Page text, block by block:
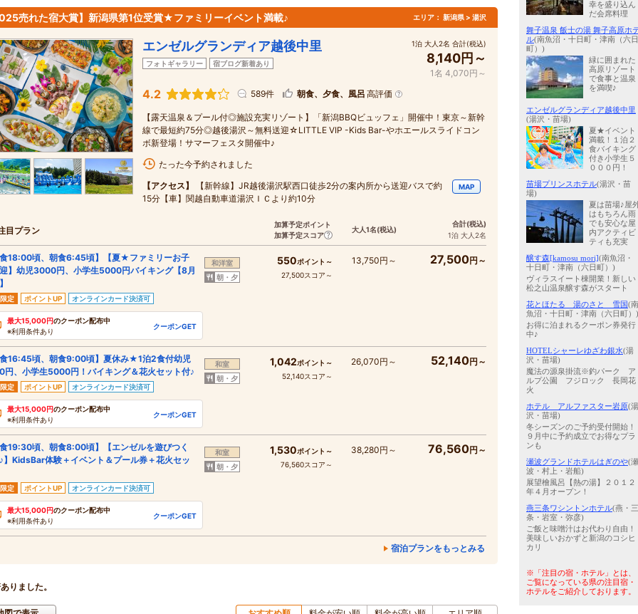
売れた宿大賞】新潟県第1位受賞★ファミリーイベント満載♪ エリア： 新潟県 > 湯沢
エンゼルグランディア越後中里
フォトギャラリー 宿ブログ新着あり
1泊 大人2名 合計(税込)
8,140円～
1名 4,070円～
4.2 589件 朝食、夕食、風呂 高評価
【露天温泉＆プール付◎施設充実リゾート】「新潟BBQビュッフェ」開催中！東京～新幹
線で最短約75分◎越後湯沢～無料送迎☆LITTLE VIP -Kids Bar-やホエールスライドコン
ボ新登場！サマーフェスタ開催中♪
たった今予約されました
【アクセス】
【新幹線】JR越後湯沢駅西口徒歩2分の案内所から送迎バスで約
15分【車】関越自動車道湯沢ＩＣより約10分
MAP
目プラン
加算予定ポイント
加算予定スコア
大人1名(税込)
合計(税込)
1泊 大人2名
18:00頃、朝食6:45頃】【夏★ファミリーお子
】幼児3000円、小学生5000円バイキング【8月
定 ポイントUP オンラインカード決済可
最大15,000円のクーポン配布中
※利用条件あり
クーポンGET
和洋室
朝・夕
550ポイント～
27,500スコア～
13,750円～ 27,500円～
16:45頃、朝食9:00頃】夏休み★1泊2食付幼児
、小学生5000円！バイキング＆花火セット付♪
定 ポイントUP オンラインカード決済可
最大15,000円のクーポン配布中
※利用条件あり
クーポンGET
和室
朝・夕
1,042ポイント～
52,140スコア～
26,070円～ 52,140円～
19:30頃、朝食8:00頃】【エンゼルを遊びつく
】KidsBar体験＋イベント＆プール券＋花火セッ
定 ポイントUP オンラインカード決済可
最大15,000円のクーポン配布中
※利用条件あり
クーポンGET
和室
朝・夕
1,530ポイント～
76,560スコア～
38,280円～ 76,560円～
宿泊プランをもっとみる
りました。
幸を盛り込ん
だ会席料理
舞子温泉 飯士の湯 舞子高原ホ
ル(南魚沼・十日町・津南（六日
町）)
緑に囲まれた
高原リゾート
で食事と温泉
を満喫♪
エンゼルグランディア越後中里
(湯沢・苗場)
夏★イベント
満載！１泊２
食バイキング
付き小学生５
０００円！
苗場プリンスホテル(湯沢・苗
場)
夏は苗場♪屋
はもちろん雨
でも安心な屋
内アクティビ
ティも充実
醸す森[kamosu mori](南魚沼・
十日町・津南（六日町）)
ヴィラスイート棟開業！新しい
松之山温泉醸す森がスタート
花とほたる 湯のさと 雪国(南
魚沼・十日町・津南（六日町）)
お得に泊まれるクーポン券発行
中♪
HOTELシャーレゆざわ銀水(湯
沢・苗場)
魔法の源泉掛流※釣パーク ア
ルプ公園 フジロック 長岡花
火
ホテル アルファスター岩原(湯
沢・苗場)
冬シーズンのご予約受付開始！
９月中に予約成立でお得なプラ
ンも
瀬波グランドホテルはぎのや(瀬
波・村上・岩船)
展望檜風呂【熱の湯】２０１２
年４月オープン！
燕三条ワシントンホテル(燕・三
条・岩室・弥彦)
ご飯と味噌汁はお代わり自由！
美味しいおかずと新潟のコシヒ
カリ
※「注目の宿・ホテル」とは、
ご覧になっている県の注目宿・
ホテルをご紹介しております。